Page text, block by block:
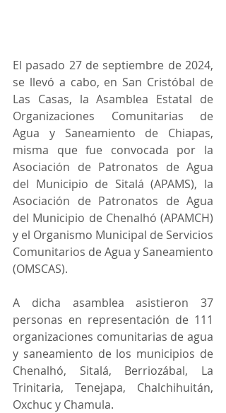
El pasado 27 de septiembre de 2024,
se llevó a cabo, en San Cristóbal de
Las Casas, la Asamblea Estatal de
Organizaciones Comunitarias de
Agua y Saneamiento de Chiapas,
misma que fue convocada por la
Asociación de Patronatos de Agua
del Municipio de Sitalá (APAMS), la
Asociación de Patronatos de Agua
del Municipio de Chenalhó (APAMCH)
y el Organismo Municipal de Servicios
Comunitarios de Agua y Saneamiento
(OMSCAS).
A dicha asamblea asistieron 37
personas en representación de 111
organizaciones comunitarias de agua
y saneamiento de los municipios de
Chenalhó, Sitalá, Berriozábal, La
Trinitaria, Tenejapa, Chalchihuitán,
Oxchuc y Chamula.